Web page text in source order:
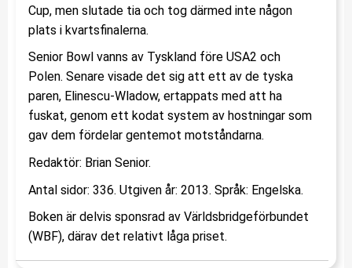
Cup, men slutade tia och tog därmed inte någon
plats i kvartsfinalerna.
Senior Bowl vanns av Tyskland före USA2 och
Polen. Senare visade det sig att ett av de tyska
paren, Elinescu-Wladow, ertappats med att ha
fuskat, genom ett kodat system av hostningar som
gav dem fördelar gentemot motståndarna.
Redaktör: Brian Senior.
Antal sidor: 336. Utgiven år: 2013. Språk: Engelska.
Boken är delvis sponsrad av Världsbridgeförbundet
(WBF), därav det relativt låga priset.